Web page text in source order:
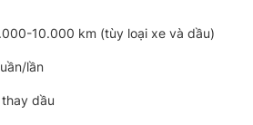
10.000 km (tùy loại xe và dầu)
lần
dầu